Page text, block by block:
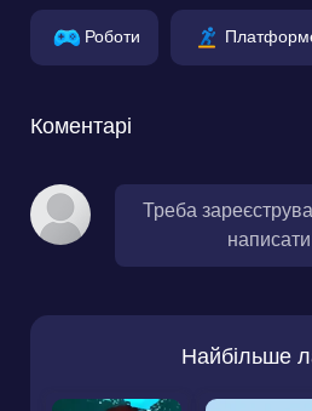
Роботи
Коментарі
Треба
Найбільше